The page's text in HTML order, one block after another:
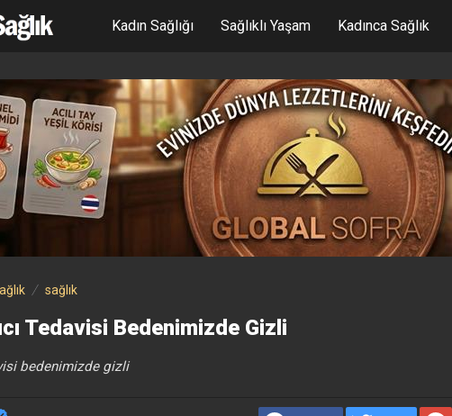
Kadın Sağlığı Sağlıklı Yaşam Kadınca Sağlık
sağlık
Tedavisi Bedenimizde Gizli
bedenimizde gizli